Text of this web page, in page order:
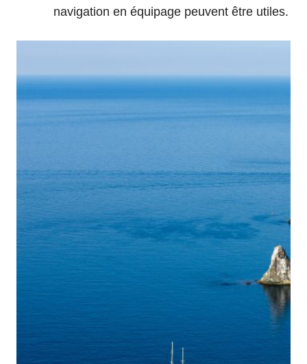
navigation en équipage peuvent être utiles.